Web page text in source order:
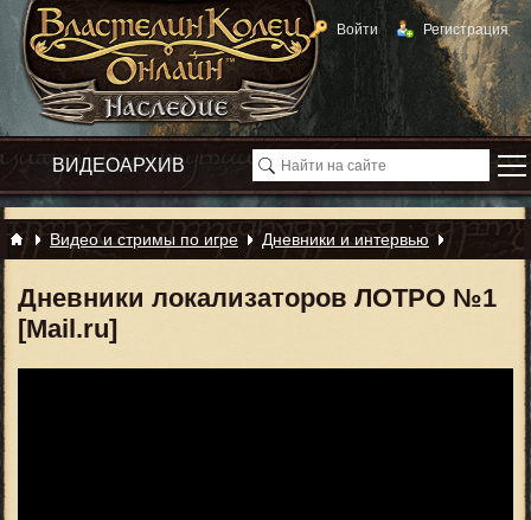
Войти Регистрация
Видео и стримы по игре Дневники и интервью
Дневники локализаторов ЛОТРО №1
[Mail.ru]